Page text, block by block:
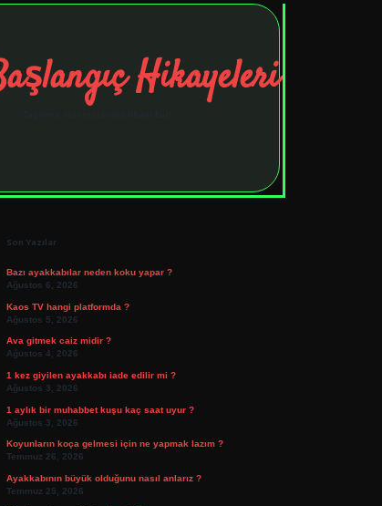
Hikayeleri
Son Yazılar
Bazı ayakkabılar neden koku yapar ?
Ağustos 6, 2026
Kaos TV hangi platformda ?
Ağustos 5, 2026
Ava gitmek caiz midir ?
Ağustos 4, 2026
1 kez giyilen ayakkabı iade edilir mi ?
Ağustos 3, 2026
1 aylık bir muhabbet kuşu kaç saat uyur ?
Ağustos 3, 2026
Koyunların koça gelmesi için ne yapmak lazım ?
Temmuz 26, 2026
Ayakkabının büyük olduğunu nasıl anlarız ?
Temmuz 25, 2026
tulipbetelexbett.net